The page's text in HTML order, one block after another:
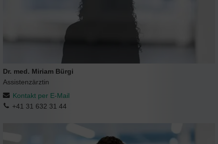
Dr. med. Miriam Bürgi
Assistenzärztin
Kontakt per E-Mail
+41 31 632 31 44